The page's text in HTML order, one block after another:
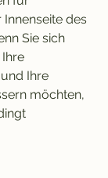
des
Sie sich
Ihre
möchten,